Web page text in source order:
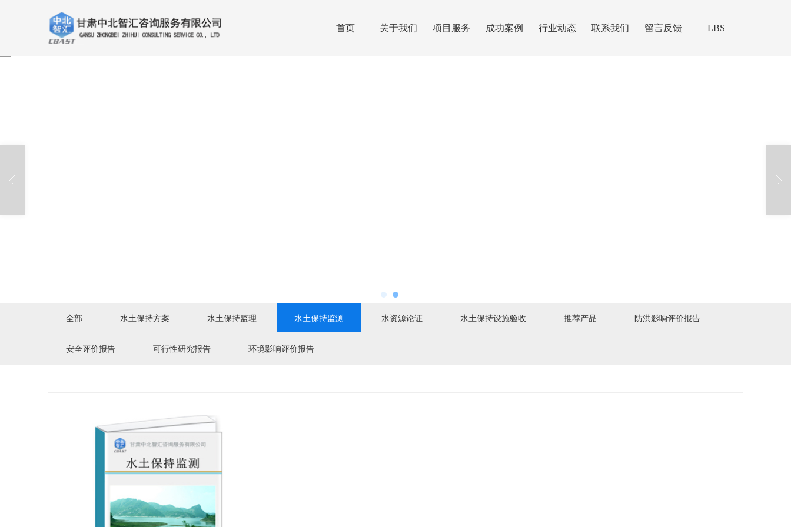
首页 关于我们 项目服务 成功案例 行业动态 联系我们 留言反馈 LBS
全部 水土保持方案 水土保持监理 水土保持监测 水资源论证 水土保持设施验收 推荐产品 防洪影响评价报告
安全评价报告 可行性研究报告 环境影响评价报告